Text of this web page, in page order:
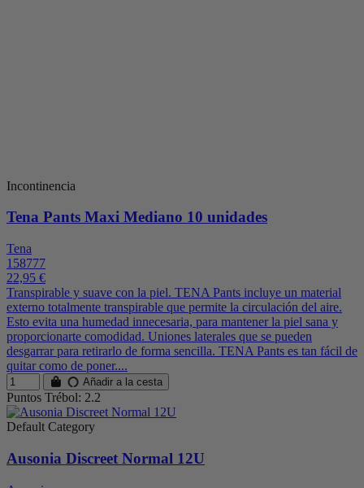
Incontinencia
Tena Pants Maxi Mediano 10 unidades
Tena
158777
22,95 €
Transpirable y suave con la piel. TENA Pants incluye un material
externo totalmente transpirable que permite la circulación del aire.
Esto evita una humedad innecesaria, para mantener la piel sana y
proporcionarte comodidad. Uniones laterales que se pueden
desgarrar para retirarlo de forma sencilla. TENA Pants es tan fácil de
quitar como de poner....
Añadir a la cesta
Puntos Trébol: 2.2
Default Category
Ausonia Discreet Normal 12U